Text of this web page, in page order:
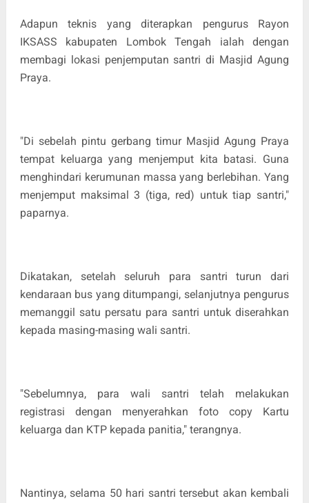
Adapun teknis yang diterapkan pengurus Rayon
IKSASS kabupaten Lombok Tengah ialah dengan
membagi lokasi penjemputan santri di Masjid Agung
Praya.
"Di sebelah pintu gerbang timur Masjid Agung Praya
tempat keluarga yang menjemput kita batasi. Guna
menghindari kerumunan massa yang berlebihan. Yang
menjemput maksimal 3 (tiga, red) untuk tiap santri,"
paparnya.
Dikatakan, setelah seluruh para santri turun dari
kendaraan bus yang ditumpangi, selanjutnya pengurus
memanggil satu persatu para santri untuk diserahkan
kepada masing-masing wali santri.
"Sebelumnya, para wali santri telah melakukan
registrasi dengan menyerahkan foto copy Kartu
keluarga dan KTP kepada panitia," terangnya.
Nantinya, selama 50 hari santri tersebut akan kembali